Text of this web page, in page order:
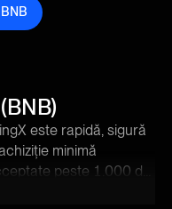
este rapidă, sigură
minimă
peste 1.000 de
de plată